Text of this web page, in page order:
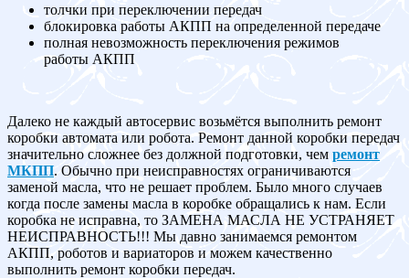
толчки при переключении передач
блокировка работы АКПП на определенной передаче
полная невозможность переключения режимов
работы АКПП
Далеко не каждый автосервис возьмётся выполнить ремонт
коробки автомата или робота. Ремонт данной коробки передач
значительно сложнее без должной подготовки, чем ремонт
МКПП. Обычно при неисправностях ограничиваются
заменой масла, что не решает проблем. Было много случаев
когда после замены масла в коробке обращались к нам. Если
коробка не исправна, то ЗАМЕНА МАСЛА НЕ УСТРАНЯЕТ
НЕИСПРАВНОСТЬ!!! Мы давно занимаемся ремонтом
АКПП, роботов и вариаторов и можем качественно
выполнить ремонт коробки передач.